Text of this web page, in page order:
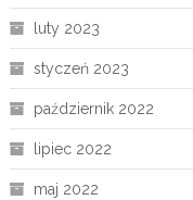
luty 2023
styczeń 2023
październik 2022
lipiec 2022
maj 2022